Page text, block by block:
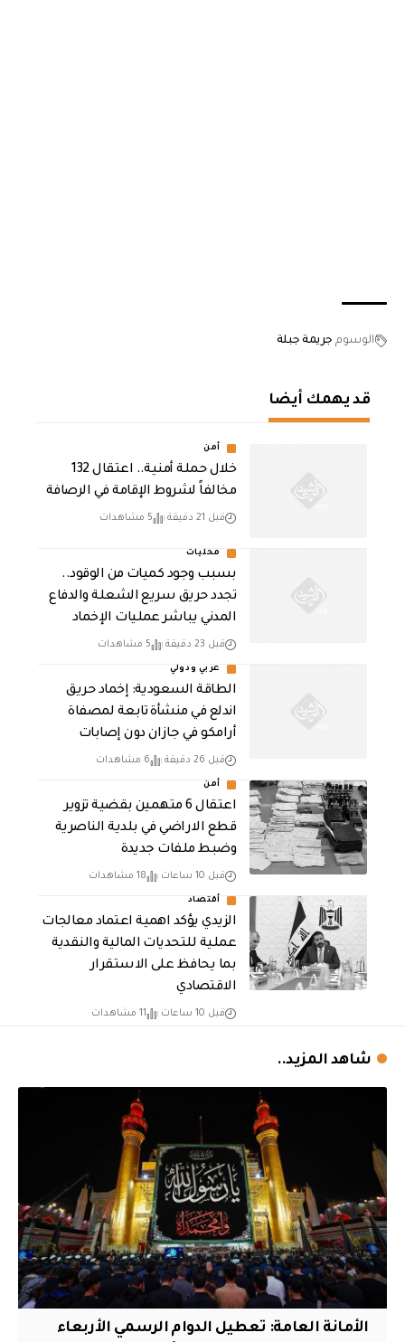
الوسوم جريمة جبلة
قد يهمك أيضا
أمن
خلال حملة أمنية.. اعتقال 132
مخالفاً لشروط الإقامة في الرصافة
قبل 21 دقيقة 5 مشاهدات
محليات
بسبب وجود كميات من الوقود..
تجدد حريق سريع الشعلة والدفاع
المدني يباشر عمليات الإخماد
قبل 23 دقيقة 5 مشاهدات
عربي ودولي
‏الطاقة السعودية: إخماد حريق
اندلع في منشأة تابعة لمصفاة
أرامكو في جازان دون إصابات
قبل 26 دقيقة 6 مشاهدات
أمن
اعتقال 6 متهمين بقضية تزوير
قطع الاراضي في بلدية الناصرية
وضبط ملفات جديدة
قبل 10 ساعات 18 مشاهدات
أقتصاد
الزيدي يؤكد اهمية اعتماد معالجات
عملية للتحديات المالية والنقدية
بما يحافظ على الاستقرار
الاقتصادي
قبل 10 ساعات 11 مشاهدات
شاهد المزيد..
الأمانة العامة: تعطيل الدوام الرسمي الأربعاء